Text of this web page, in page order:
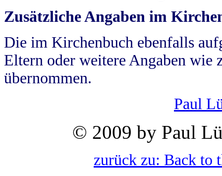
Zusätzliche Angaben im
Die im Kirchenbuch ebenfalls
Eltern oder weitere Angaben wie
übernommen.
Paul
© 2009 by Paul
zurück zu: Back to